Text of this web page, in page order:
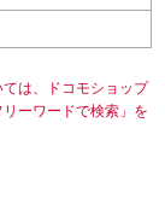
ては、ドコモショップ
ーワードで検索」を